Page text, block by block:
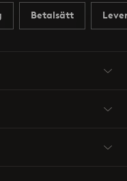
Betalsätt